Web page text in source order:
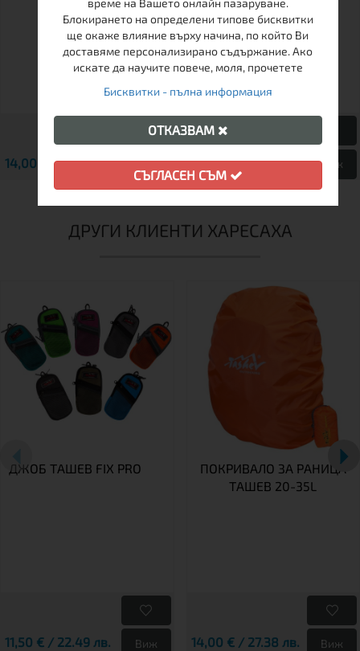
DETACHABLE
14,00 € / 27.38 лв. Виж
TRADITIONAL 500 МЛ
14,32 € / 28.01 лв. Виж
ДРУГИ КЛИЕНТИ ХАРЕСАХА
ДЖОБ ТАШЕВ FIX PRO
11,50 € / 22.49 лв. Виж
ПОКРИВАЛО ЗА РАНИЦА
ТАШЕВ 20-35L
14,00 € / 27.38 лв. Виж
Блокирането на определени типове бисквитки
ще окаже влияние върху начина, по който Ви
доставяме персонализирано съдържание. Ако
искате да научите повече, моля, прочетете
Бисквитки - пълна информация
ОТКАЗВАМ
СЪГЛАСЕН СЪМ